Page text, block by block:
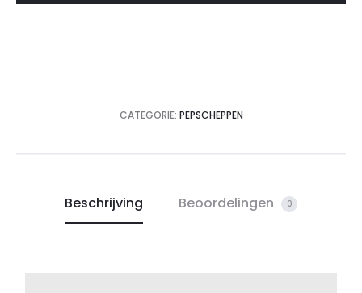
CATEGORIE: PEPSCHEPPEN
Beschrijving Beoordelingen 0